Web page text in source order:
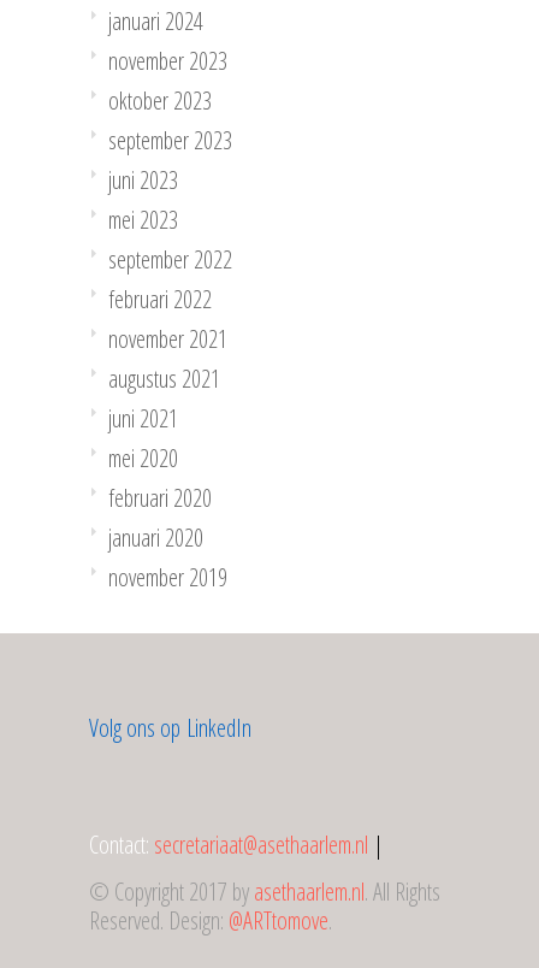
januari 2024
november 2023
oktober 2023
september 2023
juni 2023
mei 2023
september 2022
februari 2022
november 2021
augustus 2021
juni 2021
mei 2020
februari 2020
januari 2020
november 2019
Volg ons op LinkedIn
Contact: secretariaat@asethaarlem.nl |
© Copyright 2017 byasethaarlem.nl. All Rights
Reserved. Design: @ARTtomove.